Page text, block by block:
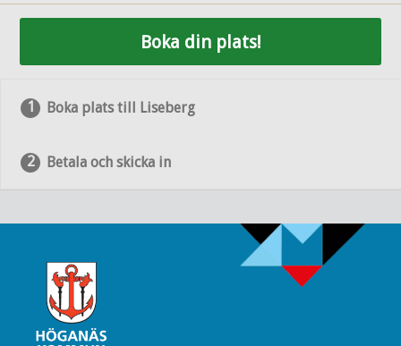
Boka din plats!
Boka plats till Liseberg
Betala och skicka in